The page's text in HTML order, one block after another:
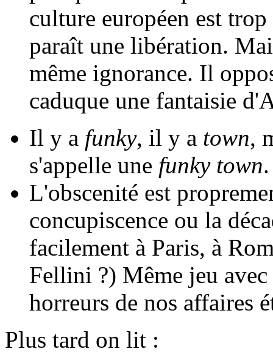
culture européen est
paraît une libération.
même ignorance. Il
caduque une fantaisie
Il y a funky, il y a town,
s'appelle une funky town.
L'obscenité est
concupiscence ou la
facilement à Paris, à
Fellini ?) Même jeu
horreurs de nos affaires
Plus tard on lit :